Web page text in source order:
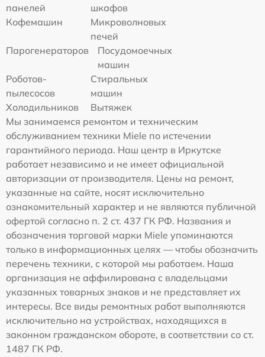
панелей
шкафов
Кофемашин
Микроволновых
печей
Парогенераторов
Посудомоечных
машин
Роботов-
пылесосов
Стиральных
машин
Холодильников
Вытяжек
Мы занимаемся ремонтом и техническим
обслуживанием техники Miele по истечении
гарантийного периода. Наш центр в Иркутске
работает независимо и не имеет официальной
авторизации от производителя. Цены на ремонт,
указанные на сайте, носят исключительно
ознакомительный характер и не являются публичной
офертой согласно п. 2 ст. 437 ГК РФ. Названия и
обозначения торговой марки Miele упоминаются
только в информационных целях — чтобы обозначить
перечень техники, с которой мы работаем. Наша
организация не аффилирована с владельцами
указанных товарных знаков и не представляет их
интересы. Все виды ремонтных работ выполняются
исключительно на устройствах, находящихся в
законном гражданском обороте, в соответствии со ст.
1487 ГК РФ.